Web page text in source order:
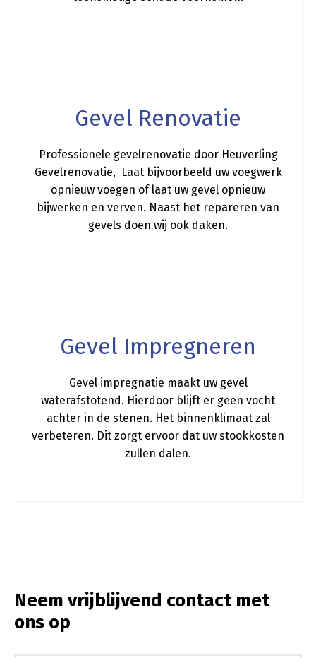
Gevel Renovatie
Professionele gevelrenovatie door Heuverling
Gevelrenovatie, Laat bijvoorbeeld uw voegwerk
opnieuw voegen of laat uw gevel opnieuw
bijwerken en verven. Naast het repareren van
gevels doen wij ook daken.
Gevel Impregneren
Gevel impregnatie maakt uw gevel
waterafstotend. Hierdoor blijft er geen vocht
achter in de stenen. Het binnenklimaat zal
verbeteren. Dit zorgt ervoor dat uw stookkosten
zullen dalen.
Neem vrijblijvend contact met
ons op